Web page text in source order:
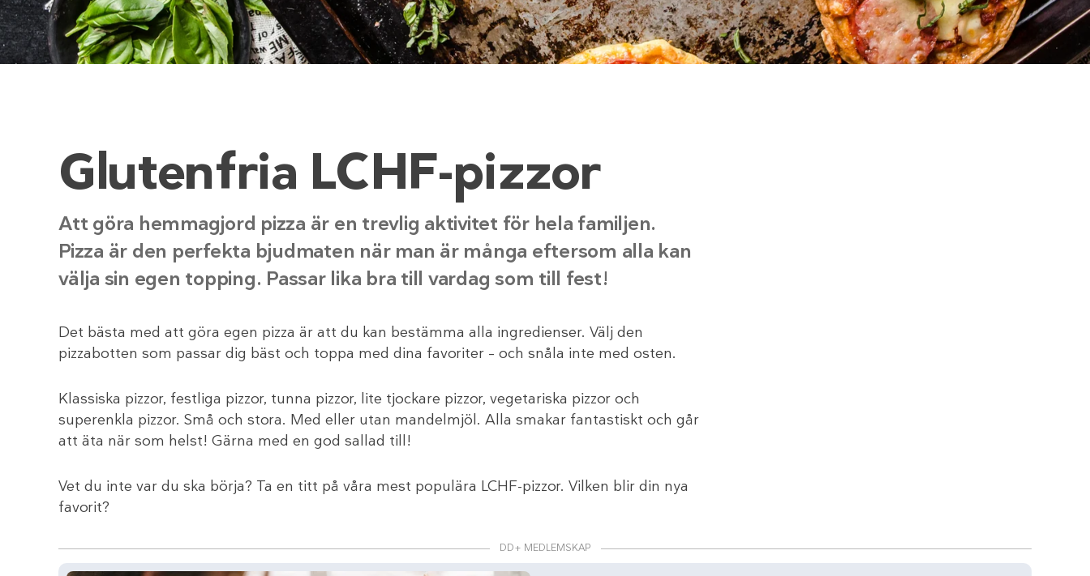
Glutenfria LCHF-pizzor
Att göra hemmagjord pizza är en trevlig aktivitet för hela familjen.
Pizza är den perfekta bjudmaten när man är många eftersom alla kan
välja sin egen topping. Passar lika bra till vardag som till fest!
Det bästa med att göra egen pizza är att du kan bestämma alla ingredienser. Välj den
pizzabotten som passar dig bäst och toppa med dina favoriter – och snåla inte med osten.
Klassiska pizzor, festliga pizzor, tunna pizzor, lite tjockare pizzor, vegetariska pizzor och
superenkla pizzor. Små och stora. Med eller utan mandelmjöl. Alla smakar fantastiskt och går
att äta när som helst! Gärna med en god sallad till!
Vet du inte var du ska börja? Ta en titt på våra mest populära LCHF-pizzor. Vilken blir din nya
favorit?
DD+ MEDLEMSKAP